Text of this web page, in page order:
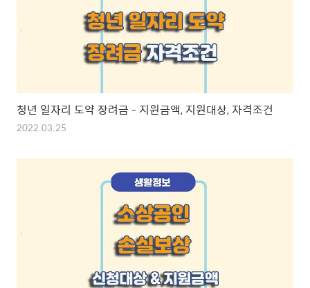
청년 일자리 도약 장려금 - 지원금액, 지원대상, 자격조건
2022.03.25